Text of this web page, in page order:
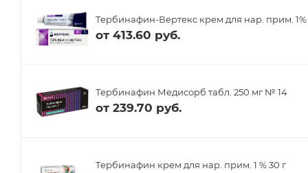
Тербинафин-Вертекс крем для нар. прим. 1%
от 413.60 руб.
Тербинафин Медисорб табл. 250 мг № 14
от 239.70 руб.
Тербинафин крем для нар. прим. 1 % 30 г